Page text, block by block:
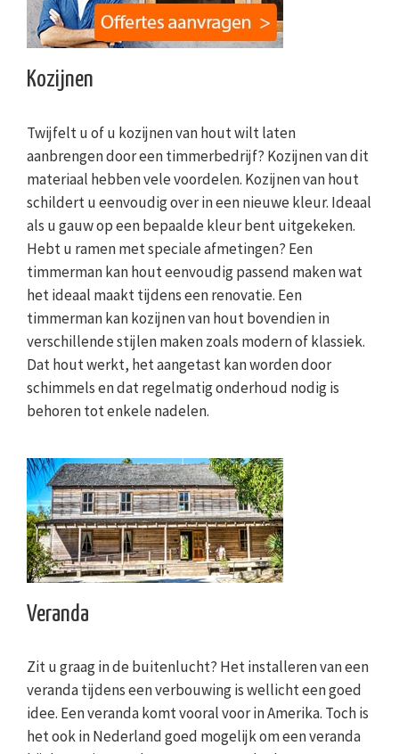
Kozijnen
Twijfelt u of u kozijnen van hout wilt laten
aanbrengen door een timmerbedrijf? Kozijnen van dit
materiaal hebben vele voordelen. Kozijnen van hout
schildert u eenvoudig over in een nieuwe kleur. Ideaal
als u gauw op een bepaalde kleur bent uitgekeken.
Hebt u ramen met speciale afmetingen? Een
timmerman kan hout eenvoudig passend maken wat
het ideaal maakt tijdens een renovatie. Een
timmerman kan kozijnen van hout bovendien in
verschillende stijlen maken zoals modern of klassiek.
Dat hout werkt, het aangetast kan worden door
schimmels en dat regelmatig onderhoud nodig is
behoren tot enkele nadelen.
Veranda
Zit u graag in de buitenlucht? Het installeren van een
veranda tijdens een verbouwing is wellicht een goed
idee. Een veranda komt vooral voor in Amerika. Toch is
het ook in Nederland goed mogelijk om een veranda